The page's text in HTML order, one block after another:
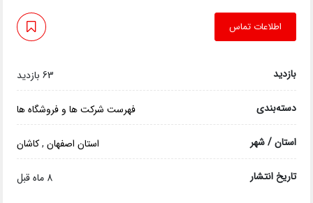
اطلاعات تماس
بازدید 63 بازدید
دسته‌بندی فهرست شرکت ها و فروشگاه ها
استان / شهر استان اصفهان,کاشان
تاریخ انتشار 8 ماه قبل